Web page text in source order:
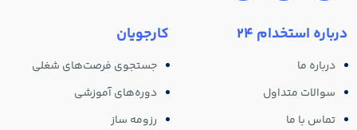
درباره استخدام 24
درباره ما
سوالات متداول
تماس با ما
کارجویان
جستجوی فرصت‌های شغلی
دوره‌های آموزشی
رزومه ساز